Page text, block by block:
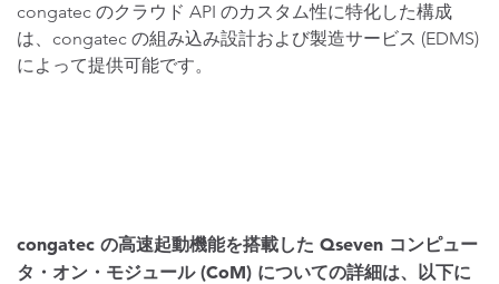
congatec のクラウド API のカスタム性に特化した構成
は、congatec の組み込み設計および製造サービス (EDMS)
によって提供可能です。
congatec の高速起動機能を搭載した Qseven コンピュー
タ・オン・モジュール (CoM) についての詳細は、以下に